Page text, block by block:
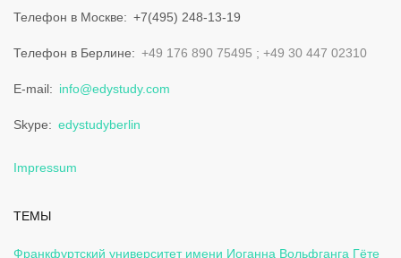
Телефон в Москве +7(495) 248-13-19
Телефон в Берлине +49 176 890 75495 +49 30 447 02310
E-mail info@edystudy.com
Skype edystudyberlin
Impressum
ТЕМЫ
Франкфуртский университет имени Иоганна Вольфганга Гёте